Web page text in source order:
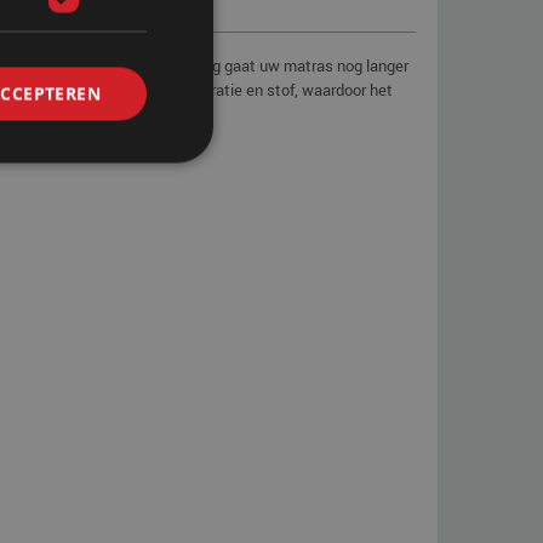
een extra beschermingslaag gaat uw matras nog langer
barrière tegen vuil, transpiratie en stof, waardoor het